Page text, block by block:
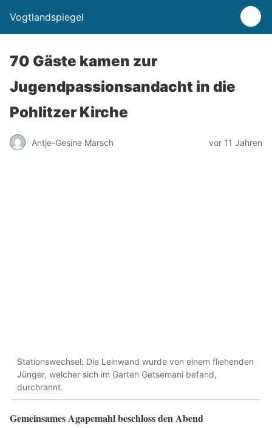
Vogtlandspiegel
70 Gäste kamen zur
Jugendpassionsandacht in die
Pohlitzer Kirche
Antje-Gesine Marsch vor 11 Jahren
Stationswechsel: Die Leinwand wurde von einem fliehenden
Jünger, welcher sich im Garten Getsemani befand,
durchrannt.
Gemeinsames Agapemahl beschloss den Abend